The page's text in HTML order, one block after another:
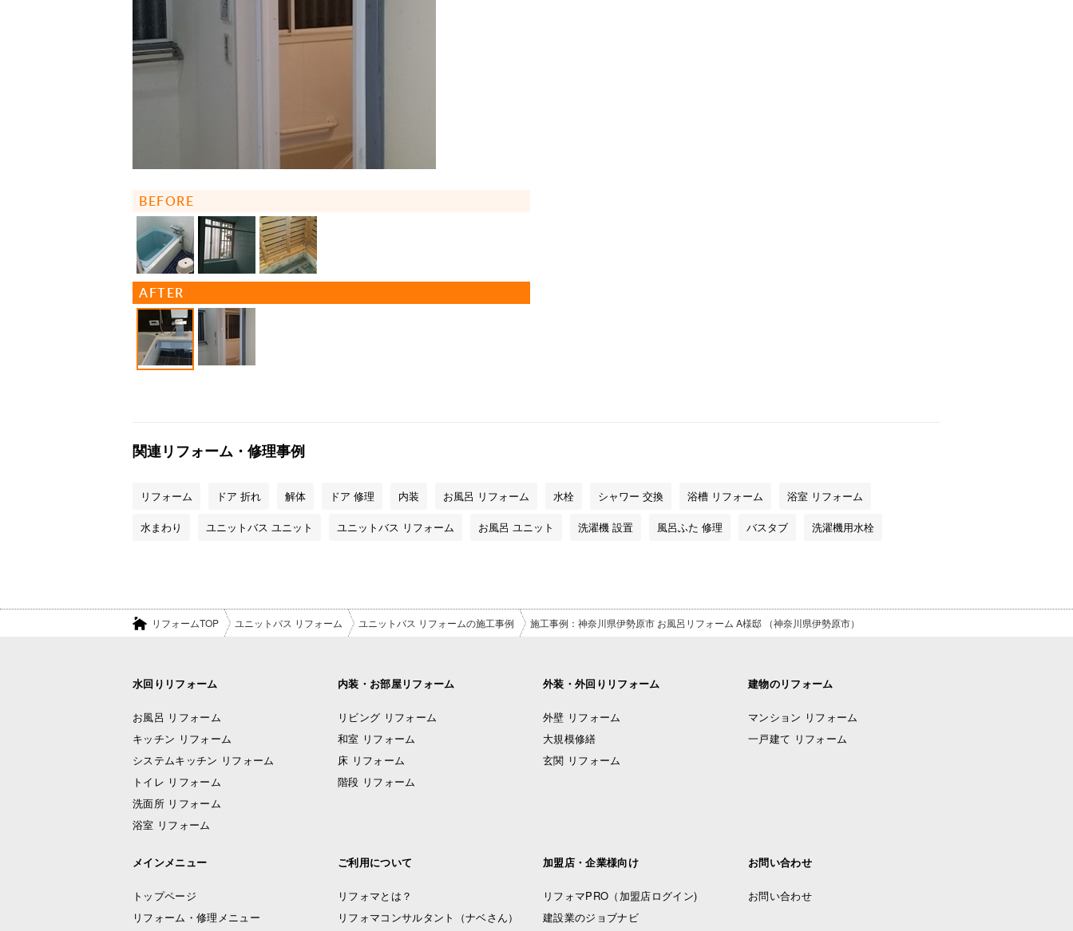
BEFORE
AFTER
関連リフォーム・修理事例
リフォーム ドア 折れ 解体 ドア 修理 内装 お風呂 リフォーム 水栓 シャワー 交換 浴槽 リフォーム 浴室 リフォーム
水まわり ユニットバス ユニット ユニットバス リフォーム お風呂 ユニット 洗濯機 設置 風呂ふた 修理 バスタブ 洗濯機用水栓
リフォームTOP ユニットバス リフォーム ユニットバス リフォームの施工事例 施工事例：神奈川県伊勢原市 お風呂リフォーム A様邸 （神奈川県伊勢原市）
水回りリフォーム
お風呂 リフォーム
キッチン リフォーム
システムキッチン リフォーム
トイレ リフォーム
洗面所 リフォーム
浴室 リフォーム
内装・お部屋リフォーム
リビング リフォーム
和室 リフォーム
床 リフォーム
階段 リフォーム
外装・外回りリフォーム
外壁 リフォーム
大規模修繕
玄関 リフォーム
建物のリフォーム
マンション リフォーム
一戸建て リフォーム
メインメニュー
トップページ
リフォーム・修理メニュー
ご利用について
リフォマとは？
リフォマコンサルタント（ナベさん）
加盟店・企業様向け
リフォマPRO （加盟店ログイン)
建設業のジョブナビ
お問い合わせ
お問い合わせ